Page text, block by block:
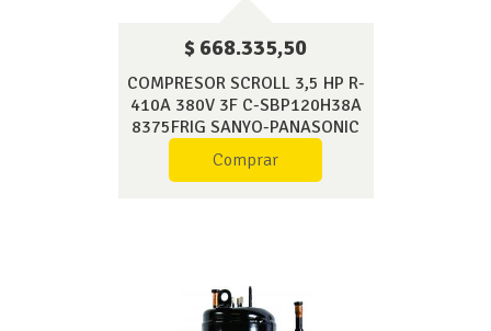
$ 668.335,50
COMPRESOR SCROLL 3,5 HP R-
410A 380V 3F C-SBP120H38A
8375FRIG SANYO-PANASONIC
Comprar